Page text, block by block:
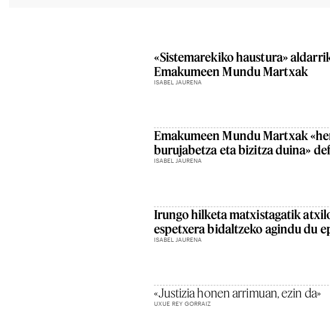
«Sistemarekiko haustura»
Emakumeen Mundu Martxak
ISABEL JAURENA
Emakumeen Mundu Martxak
burujabetza eta bizitza duina»
ISABEL JAURENA
Irungo hilketa matxistagatik
espetxera bidaltzeko agindu du
ISABEL JAURENA
«Justizia honen arrimuan, ezin da»
UXUE REY GORRAIZ